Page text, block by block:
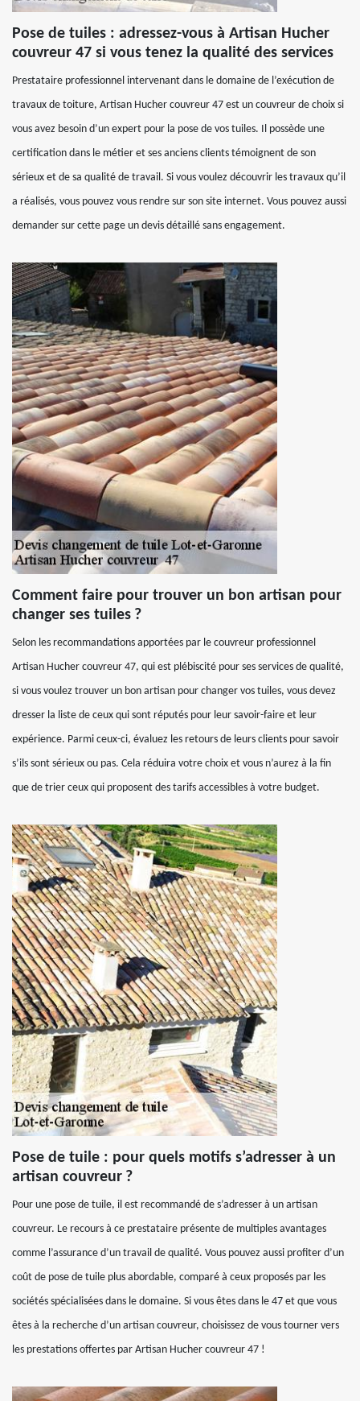
Pose de tuiles : adressez-vous à Artisan Hucher
couvreur 47 si vous tenez la qualité des services
Prestataire professionnel intervenant dans le domaine de l’exécution de
travaux de toiture, Artisan Hucher couvreur 47 est un couvreur de choix si
vous avez besoin d’un expert pour la pose de vos tuiles. Il possède une
certification dans le métier et ses anciens clients témoignent de son
sérieux et de sa qualité de travail. Si vous voulez découvrir les travaux qu’il
a réalisés, vous pouvez vous rendre sur son site internet. Vous pouvez aussi
demander sur cette page un devis détaillé sans engagement.
Comment faire pour trouver un bon artisan pour
changer ses tuiles ?
Selon les recommandations apportées par le couvreur professionnel
Artisan Hucher couvreur 47, qui est plébiscité pour ses services de qualité,
si vous voulez trouver un bon artisan pour changer vos tuiles, vous devez
dresser la liste de ceux qui sont réputés pour leur savoir-faire et leur
expérience. Parmi ceux-ci, évaluez les retours de leurs clients pour savoir
s’ils sont sérieux ou pas. Cela réduira votre choix et vous n’aurez à la fin
que de trier ceux qui proposent des tarifs accessibles à votre budget.
Pose de tuile : pour quels motifs s’adresser à un
artisan couvreur ?
Pour une pose de tuile, il est recommandé de s’adresser à un artisan
couvreur. Le recours à ce prestataire présente de multiples avantages
comme l’assurance d’un travail de qualité. Vous pouvez aussi profiter d’un
coût de pose de tuile plus abordable, comparé à ceux proposés par les
sociétés spécialisées dans le domaine. Si vous êtes dans le 47 et que vous
êtes à la recherche d’un artisan couvreur, choisissez de vous tourner vers
les prestations offertes par Artisan Hucher couvreur 47 !